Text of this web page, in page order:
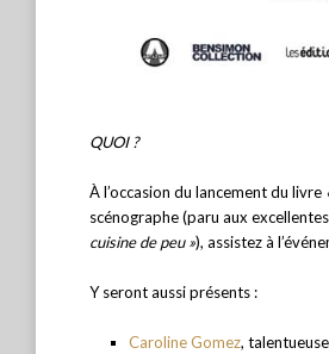
QUOI ?
À l’occasion du lancement du livre
scénographe (paru aux
cuisine de peu »), assistez à
Y seront aussi présents :
Caroline Gomez,